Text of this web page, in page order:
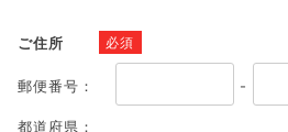
ご住所 必須
郵便番号： -
都道府県：